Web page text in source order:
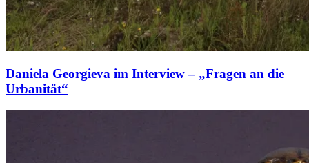
Daniela Georgieva im Interview – „Fragen an die
Urbanität“